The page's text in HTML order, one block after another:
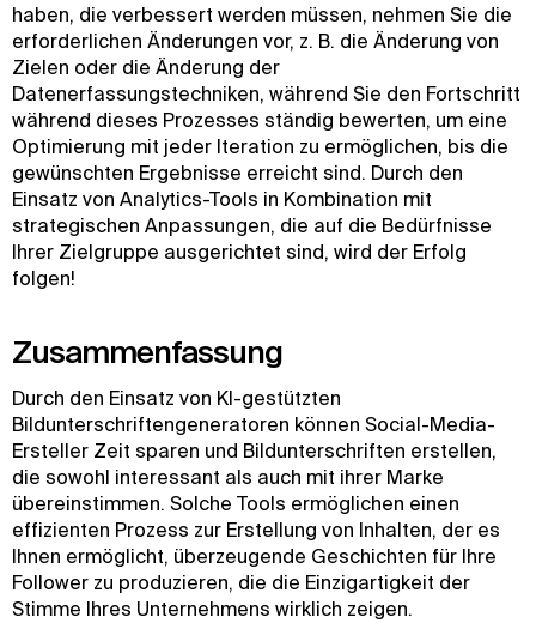
haben, die verbessert werden müssen, nehmen Sie die
erforderlichen Änderungen vor, z. B. die Änderung von
Zielen oder die Änderung der
Datenerfassungstechniken, während Sie den Fortschritt
während dieses Prozesses ständig bewerten, um eine
Optimierung mit jeder Iteration zu ermöglichen, bis die
gewünschten Ergebnisse erreicht sind. Durch den
Einsatz von Analytics-Tools in Kombination mit
strategischen Anpassungen, die auf die Bedürfnisse
Ihrer Zielgruppe ausgerichtet sind, wird der Erfolg
folgen!
Zusammenfassung
Durch den Einsatz von KI-gestützten
Bildunterschriftengeneratoren können Social-Media-
Ersteller Zeit sparen und Bildunterschriften erstellen,
die sowohl interessant als auch mit ihrer Marke
übereinstimmen. Solche Tools ermöglichen einen
effizienten Prozess zur Erstellung von Inhalten, der es
Ihnen ermöglicht, überzeugende Geschichten für Ihre
Follower zu produzieren, die die Einzigartigkeit der
Stimme Ihres Unternehmens wirklich zeigen.